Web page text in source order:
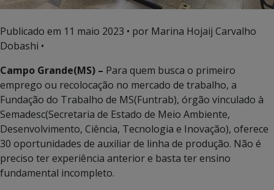
Publicado em 11 maio 2023 • por Marina Hojaij Carvalho
Dobashi •
Campo Grande(MS) – Para quem busca o primeiro
emprego ou recolocação no mercado de trabalho, a
Fundação do Trabalho de MS(Funtrab), órgão vinculado à
Semadesc(Secretaria de Estado de Meio Ambiente,
Desenvolvimento, Ciência, Tecnologia e Inovação), oferece
30 oportunidades de auxiliar de linha de produção. Não é
preciso ter experiência anterior e basta ter ensino
fundamental incompleto.